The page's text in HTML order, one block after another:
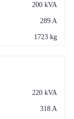
200 kVA
289 A
1723 kg
220 kVA
318 A